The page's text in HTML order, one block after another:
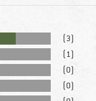
(3)
(1)
(0)
(0)